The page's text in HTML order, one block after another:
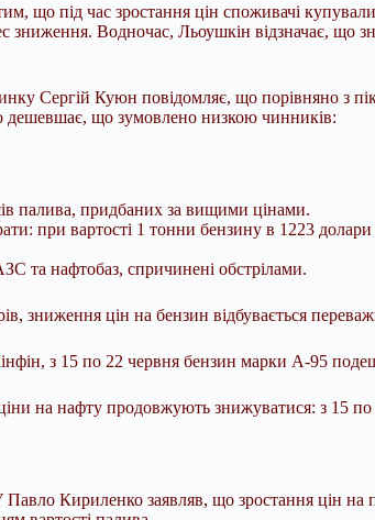
що під час зростання цін споживачі
зниження. Водночас, Льоушкін відзначає, що
Сергій Куюн повідомляє, що порівняно з
дешевшає, що зумовлено низкою чинників:
палива, придбаних за вищими цінами.
при вартості 1 тонни бензину в 1223
та нафтобаз, спричинені обстрілами.
зниження цін на бензин відбувається
з 15 по 22 червня бензин марки А-95
на нафту продовжують знижуватися: з 15
Кириленко заявляв, що зростання цін на